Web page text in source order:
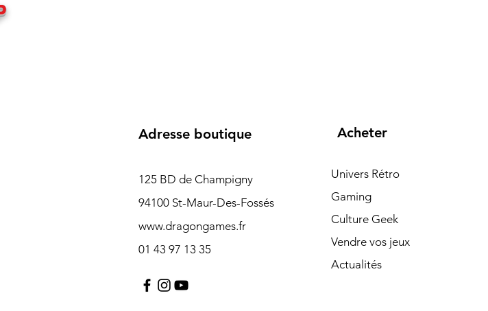
Adresse boutique
125 BD de Champigny
94100 St-Maur-Des-Fossés
www.dragongames.fr
01 43 97 13 35
Acheter
Univers Rétro
Gaming
Culture Geek
Vendre vos jeux
Actualités